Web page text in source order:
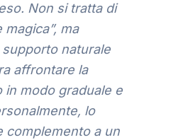
Non si tratta di
ma
naturale
affrontare la
in modo graduale e
lo
complemento a un